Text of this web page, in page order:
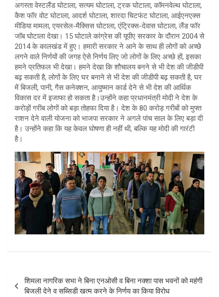
अगस्ता वेस्टलैंड घोटाला, सत्यम घोटाला, ट्रक घोटाला, कॉमनवेल्थ घोटाला,
कैश फॉर वोट घोटाला, आदर्श घोटाला, शारदा चिटफंट घोटाला, आईएनएक्स
मीडिया मामला, एयरसेल-मैक्सिस घोटाला, एंट्रिक्स-देवास घोटाला, लैंड फॉर
जॉब घोटाला देखा। 15 घोटाले कांग्रेस की यूपीए सरकार के दौरान 2004 से
2014 के कालखंड में हुए। हमारी सरकार ने आने के साथ ही लोगों को अच्छे
लगने वाले निर्णयों की जगह ऐसे निर्णय लिए जो लोगों के लिए अच्छे हों, इसका
हमने प्रतिफल भी देखा। हमने देखा कि शौचालय बनने से भी देश की जीडीपी
बढ़ सकती है, लोगों के लिए घर बनाने से भी देश की जीडीपी बढ़ सकती है, घर
में बिजली, पानी, गैस कनेक्शन, आयुष्मान कार्ड देने से भी देश की आर्थिक
विकास दर में इजाफा हो सकता है।उन्होंने कहा प्रधानमंत्री मोदी ने देश के
करोड़ों गरीब लोगों को बड़ा तोहफा दिया है। देश के 80 करोड़ गरीबों को मुफ्त
राशन देने वाली योजना को भाजपा सरकार ने अगले पांच साल के लिए बड़ा दी
है। उन्होंने कहा कि यह केवल घोषणा ही नहीं थी, बल्कि यह मोदी की गारंटी
है।
Post
navigation
शिमला नागरिक सभा ने बिना एनओसी व बिना नक्शा पास भवनों को महंगी
बिजली देने व सब्सिडी खत्म करने के निर्णय का किया विरोध